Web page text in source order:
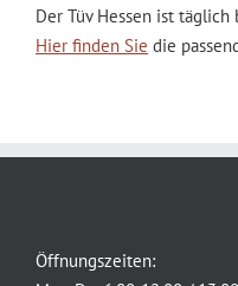
Der Tüv Hessen ist täglich
Hier finden Sie die
Öffnungszeiten: